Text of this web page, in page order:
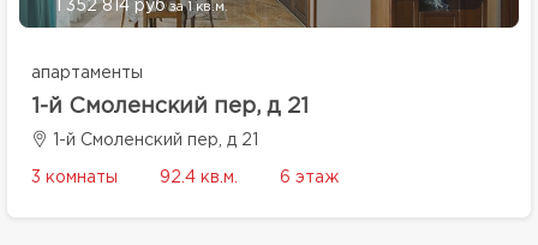
1 352 814 рубза 1 кв.м.
апартаменты
1-й Смоленский пер, д 21
1-й Смоленский пер, д 21
3 комнаты 92.4 кв.м. 6 этаж